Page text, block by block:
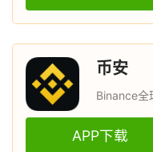
币安
Binance全
APP下载